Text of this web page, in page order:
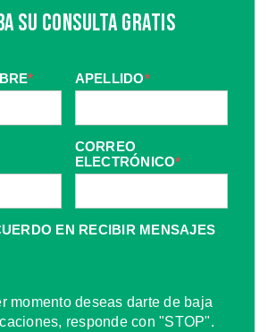
Su Consulta Gratis
* APELLIDO*
CORREO
ELECTRÓNICO*
EN RECIBIR MENSAJES
momento deseas darte de baja
responde con "STOP".